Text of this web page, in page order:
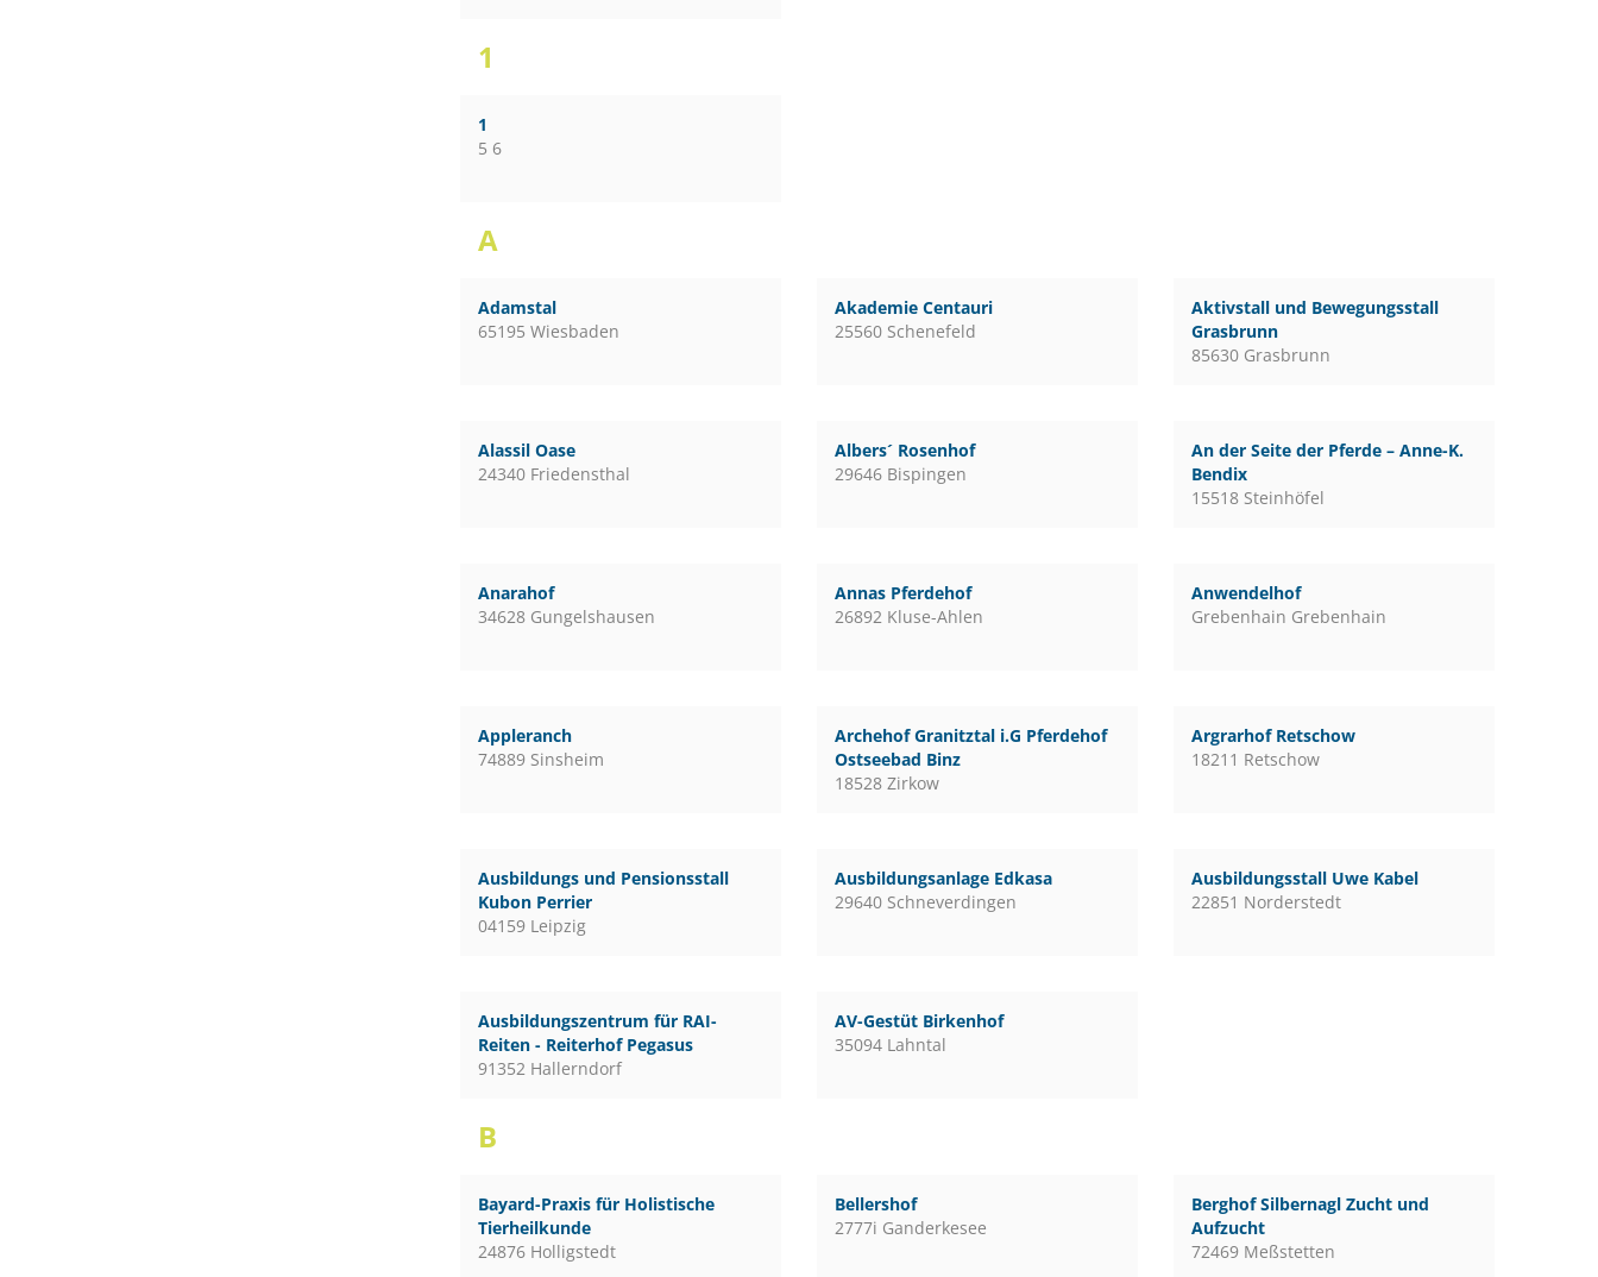
1
1
5 6
A
Adamstal
65195 Wiesbaden
Akademie Centauri
25560 Schenefeld
Aktivstall und Bewegungsstall
Grasbrunn
85630 Grasbrunn
Alassil Oase
24340 Friedensthal
Albers´ Rosenhof
29646 Bispingen
An der Seite der Pferde – Anne-K.
Bendix
15518 Steinhöfel
Anarahof
34628 Gungelshausen
Annas Pferdehof
26892 Kluse-Ahlen
Anwendelhof
Grebenhain Grebenhain
Appleranch
74889 Sinsheim
Archehof Granitztal i.G Pferdehof
Ostseebad Binz
18528 Zirkow
Argrarhof Retschow
18211 Retschow
Ausbildungs und Pensionsstall
Kubon Perrier
04159 Leipzig
Ausbildungsanlage Edkasa
29640 Schneverdingen
Ausbildungsstall Uwe Kabel
22851 Norderstedt
Ausbildungszentrum für RAI-
Reiten - Reiterhof Pegasus
91352 Hallerndorf
AV-Gestüt Birkenhof
35094 Lahntal
B
Bayard-Praxis für Holistische
Tierheilkunde
24876 Holligstedt
Bellershof
2777i Ganderkesee
Berghof Silbernagl Zucht und
Aufzucht
72469 Meßstetten